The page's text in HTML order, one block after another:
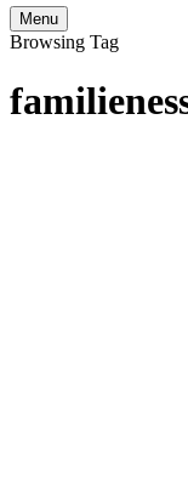
Search
Menu
Browsing Tag